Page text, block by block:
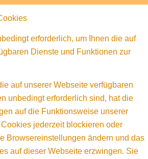
erforderlich, um Ihnen die auf
Dienste und Funktionen zur
auf unserer Webseite verfügbaren
unbedingt erforderlich sind, hat die
auf die Funktionsweise unserer
jederzeit blockieren oder
Browsereinstellungen ändern und das
auf dieser Webseite erzwingen. Sie